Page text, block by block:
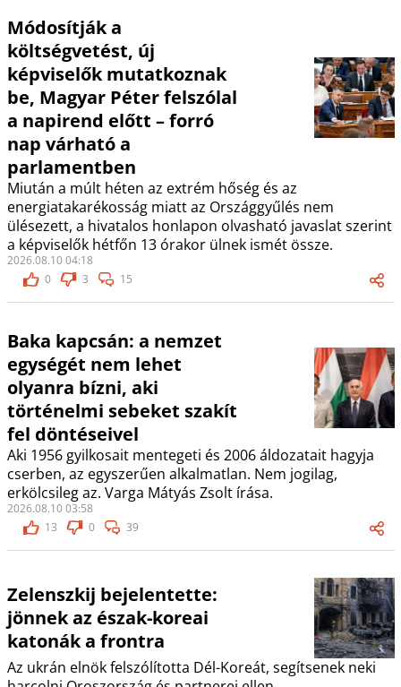
Módosítják a
költségvetést, új
képviselők mutatkoznak
be, Magyar Péter felszólal
a napirend előtt – forró
nap várható a
parlamentben
Miután a múlt héten az extrém hőség és az
energiatakarékosság miatt az Országgyűlés nem
ülésezett, a hivatalos honlapon olvasható javaslat szerint
a képviselők hétfőn 13 órakor ülnek ismét össze.
2026.08.10 04:18
0
3 15
Baka kapcsán: a nemzet
egységét nem lehet
olyanra bízni, aki
történelmi sebeket szakít
fel döntéseivel
Aki 1956 gyilkosait mentegeti és 2006 áldozatait hagyja
cserben, az egyszerűen alkalmatlan. Nem jogilag,
erkölcsileg az. Varga Mátyás Zsolt írása.
2026.08.10 03:58
13
0 39
Zelenszkij bejelentette:
jönnek az észak-koreai
katonák a frontra
Az ukrán elnök felszólította Dél-Koreát, segítsenek neki